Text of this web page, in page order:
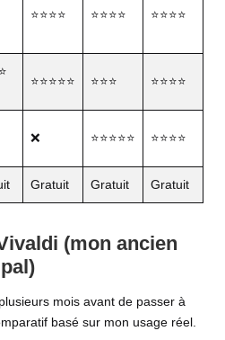
⭐⭐⭐⭐ ⭐⭐⭐⭐ ⭐⭐⭐⭐
⭐⭐⭐⭐⭐ ⭐⭐⭐ ⭐⭐⭐⭐
❌ ⭐⭐⭐⭐⭐ ⭐⭐⭐⭐
Gratuit Gratuit Gratuit
(mon ancien
mois avant de passer à
basé sur mon usage réel.